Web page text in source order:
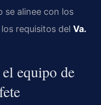
se alinee con los
requisitos del Va.
equipo de